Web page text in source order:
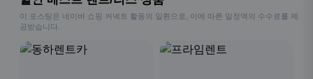
이 포스팅은 네이버 쇼핑 커넥트 활동의 일환으로, 이에 따른 일정액의 수수료를 제
공받습니다.